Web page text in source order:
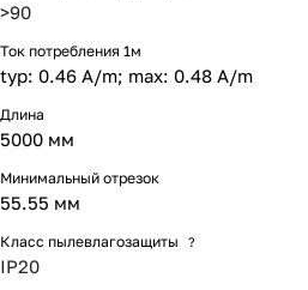
>90
Ток потребления 1м
typ: 0.46 A/m; max: 0.48 A/m
Длина
5000 мм
Минимальный отрезок
55.55 мм
Класс пылевлагозащиты ?
IP20